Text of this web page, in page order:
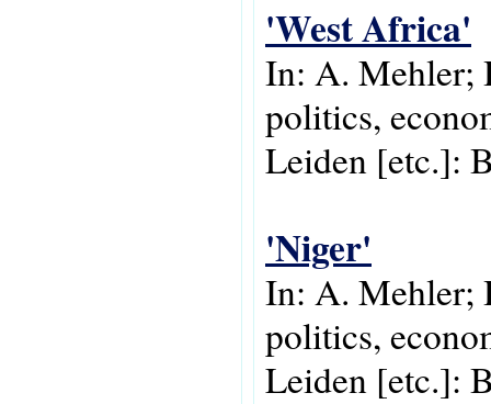
'West Africa'
In: A. Mehler;
politics,
Leiden [etc.]:
'Niger'
In: A. Mehler;
politics,
Leiden [etc.]: